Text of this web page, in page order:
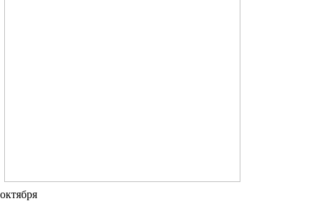
октября